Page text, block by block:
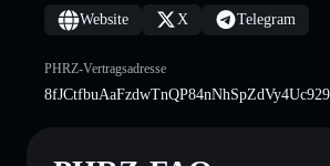
Website X Telegram
PHRZ-Vertragsadresse